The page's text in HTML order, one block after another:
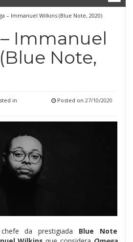
– Immanuel Wilkins (Blue Note, 2020)
Immanuel
Note,
in Posted on 27/10/2020
da prestigiada Blue Note